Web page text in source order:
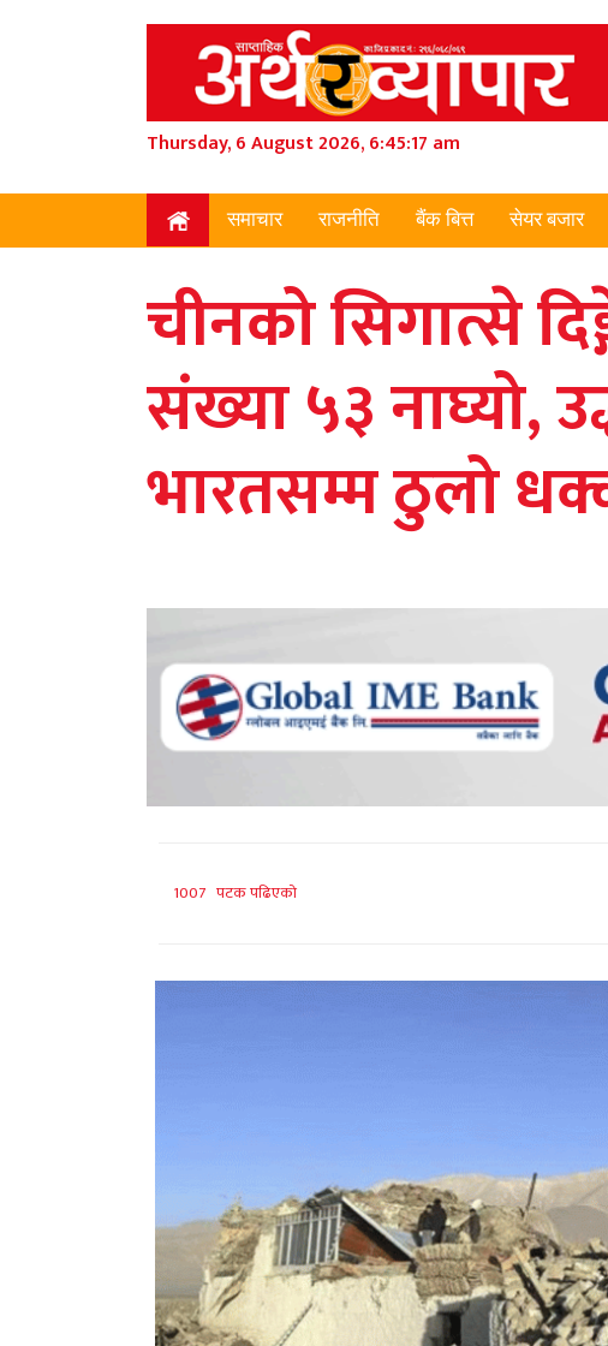
Thursday, 6 August 2026, 6:45:19 am
समाचार राजनीति बैंक बित्त सेयर बजार
चीनको सिगात्से
संख्या ५३ नाघ्यो,
भारतसम्म ठुलो
1007 पटक पढिएको